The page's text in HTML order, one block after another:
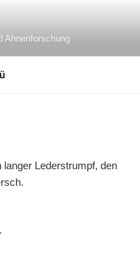
Ahnenforschung
Lederstrumpf, den